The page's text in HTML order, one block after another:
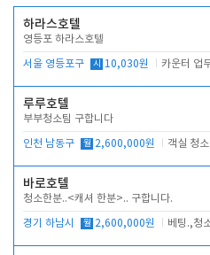
하라스호텔
영등포 하라스호텔
서울 영등포구 시 10,030원
루루호텔
부부청소팀 구합니다
인천 남동구 월 2,600,000원 객실 청소
바로호텔
청소한분..<캐셔 한분>.. 구합니다.
경기 하남시 월 2,600,000원